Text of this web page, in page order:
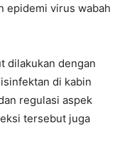
epidemi virus wabah
dilakukan dengan
di kabin
regulasi aspek
tersebut juga